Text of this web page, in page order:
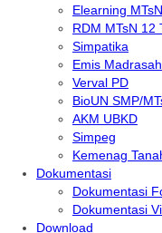
Elearning
RDM MTsN 12
Simpatika
Emis Madrasah
Verval PD
BioUN SMP/
AKM UBKD
Simpeg
Kemenag
Dokumentasi
Dokumentasi
Dokumentasi
Download